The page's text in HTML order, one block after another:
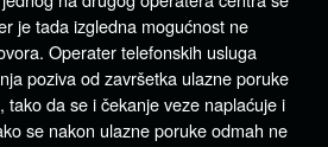
je tada izgledna mogućnost ne
Operater telefonskih usluga
poziva od završetka ulazne poruke
tako da se i čekanje veze naplaćuje i
se nakon ulazne poruke odmah ne